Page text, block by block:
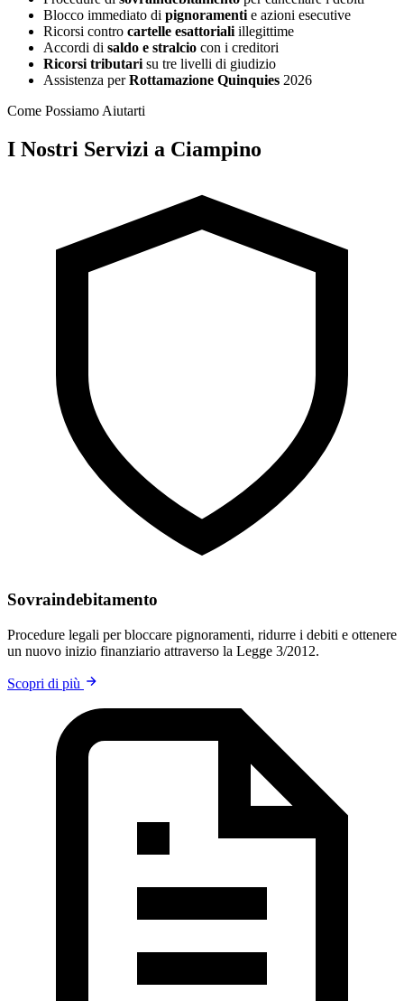
Blocco immediato di pignoramenti e azioni esecutive
Ricorsi contro cartelle esattoriali illegittime
Accordi di saldo e stralcio con i creditori
Ricorsi tributari su tre livelli di giudizio
Assistenza perRottamazione Quinquies 2026
Come Possiamo Aiutarti
I Nostri Servizi a Ciampino
Sovraindebitamento
Procedure legali per bloccare pignoramenti, ridurre i debiti e ottenere
un nuovo inizio finanziario attraverso la Legge 3/2012.
Scopri di più